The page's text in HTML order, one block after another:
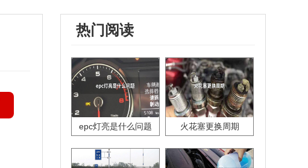
热门阅读
epc灯亮是什么问题 火花塞更换周期